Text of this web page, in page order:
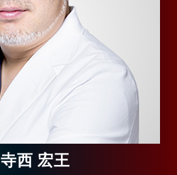
寺西 宏王